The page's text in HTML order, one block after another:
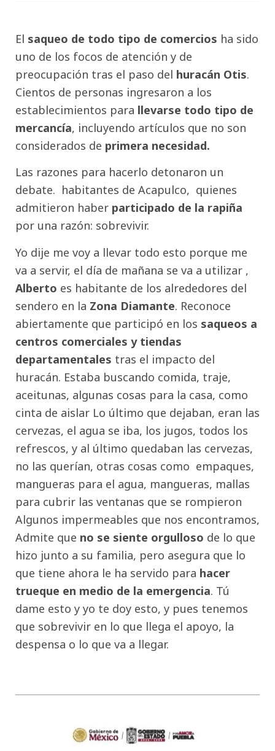
El saqueo de todo tipo de comercios ha sido
uno de los focos de atención y de
preocupación tras el paso del huracán Otis.
Cientos de personas ingresaron a los
establecimientos para llevarse todo tipo de
mercancía, incluyendo artículos que no son
considerados de primera necesidad.
Las razones para hacerlo detonaron un
debate. habitantes de Acapulco, quienes
admitieron haber participado de la rapiña
por una razón: sobrevivir.
Yo dije me voy a llevar todo esto porque me
va a servir, el día de mañana se va a utilizar ,
Alberto es habitante de los alrededores del
sendero en la Zona Diamante. Reconoce
abiertamente que participó en los saqueos a
centros comerciales y tiendas
departamentales tras el impacto del
huracán. Estaba buscando comida, traje,
aceitunas, algunas cosas para la casa, como
cinta de aislar Lo último que dejaban, eran las
cervezas, el agua se iba, los jugos, todos los
refrescos, y al último quedaban las cervezas,
no las querían, otras cosas como empaques,
mangueras para el agua, mangueras, mallas
para cubrir las ventanas que se rompieron
Algunos impermeables que nos encontramos,
Admite que no se siente orgulloso de lo que
hizo junto a su familia, pero asegura que lo
que tiene ahora le ha servido para hacer
trueque en medio de la emergencia. Tú
dame esto y yo te doy esto, y pues tenemos
que sobrevivir en lo que llega el apoyo, la
despensa o lo que va a llegar.